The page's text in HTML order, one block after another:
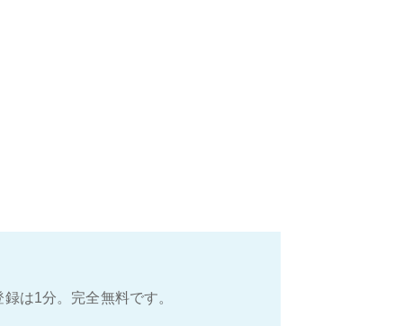
は1分。完全無料です。